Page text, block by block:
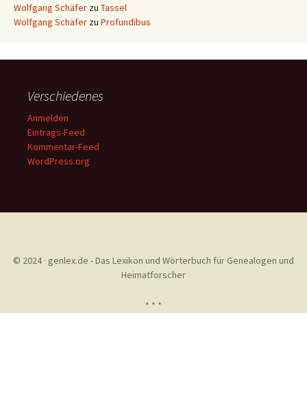
Wolfgang Schäfer zu Tassel
Wolfgang Schäfer zu Profundibus
Verschiedenes
Anmelden
Eintrags-Feed
Kommentar-Feed
WordPress.org
© 2024 · genlex.de - Das Lexikon und Wörterbuch für Genealogen und
Heimatforscher
* * *